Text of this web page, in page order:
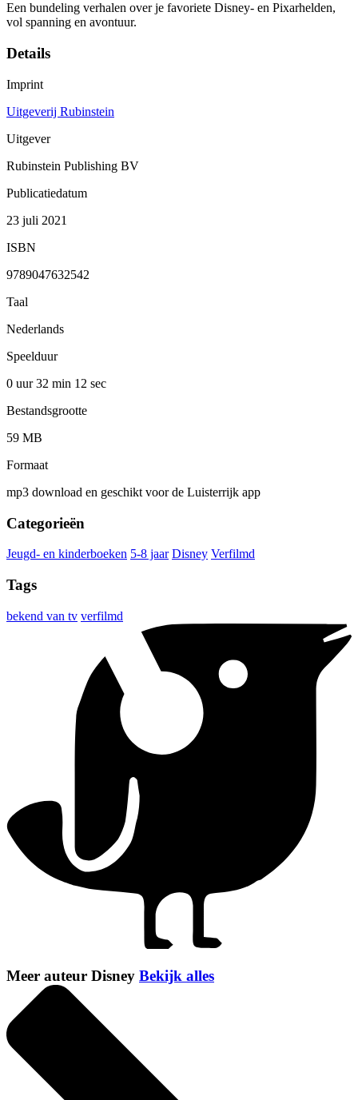
Een bundeling verhalen over je favoriete Disney- en Pixarhelden,
vol spanning en avontuur.
Details
Imprint
Uitgeverij Rubinstein
Uitgever
Rubinstein Publishing BV
Publicatiedatum
23 juli 2021
ISBN
9789047632542
Taal
Nederlands
Speelduur
0 uur 32 min 12 sec
Bestandsgrootte
59 MB
Formaat
mp3 download en geschikt voor de Luisterrijk app
Categorieën
Jeugd- en kinderboeken 5-8 jaar Disney Verfilmd
Tags
bekend van tv verfilmd
Meer auteur Disney Bekijk alles